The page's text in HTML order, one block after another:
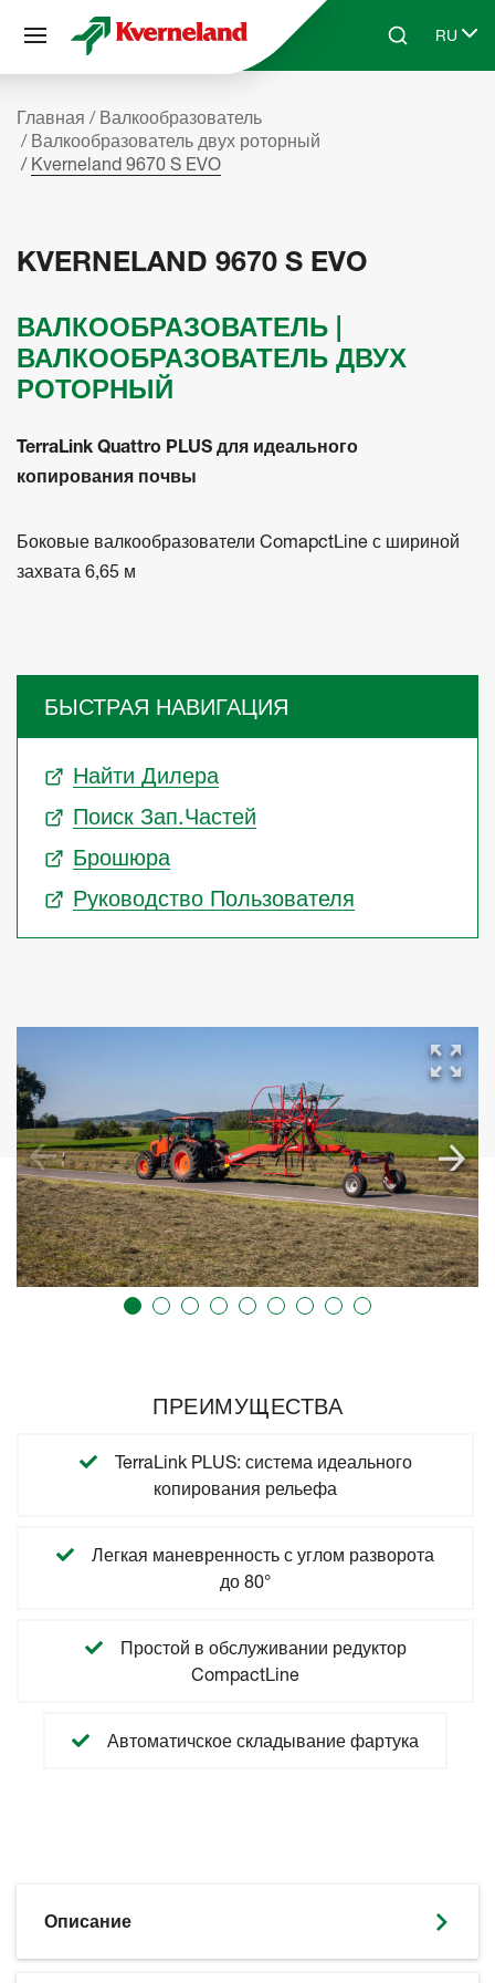
Skip to main contentSearchRU
Select
Главная
Валкообразователь
Валкообразователь двух роторный
Kverneland 9670 S EVO
KVERNELAND 9670 S EVO
ВАЛКООБРАЗОВАТЕЛЬ |
ВАЛКООБРАЗОВАТЕЛЬ ДВУХ
РОТОРНЫЙ
TerraLink Quattro PLUS для идеального
копирования почвы
Боковые валкообразователи ComapctLine с шириной
захвата 6,65 м
БЫСТРАЯ НАВИГАЦИЯ
Найти Дилера
Поиск Зап.частей
Брошюра
Руководство Пользователя
ПРЕИМУЩЕСТВА
TerraLink PLUS: система идеального
копирования рельефа
Легкая маневренность с углом разворота
до 80°
Простой в обслуживании редуктор
CompactLine
Автоматичское складывание фартука
Описание
Панель управления cookies